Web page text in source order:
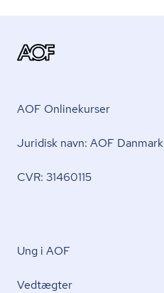
AOF Onlinekurser
Juridisk navn: AOF Danmark
CVR: 31460115
Ung i AOF
Vedtægter